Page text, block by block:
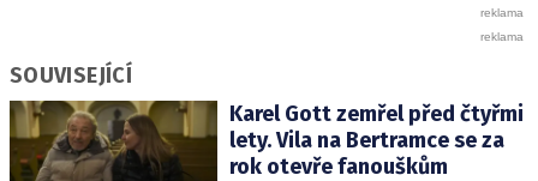
SOUVISEJÍCÍ
Karel Gott zemřel před čtyřmi
lety. Vila na Bertramce se za
rok otevře fanouškům